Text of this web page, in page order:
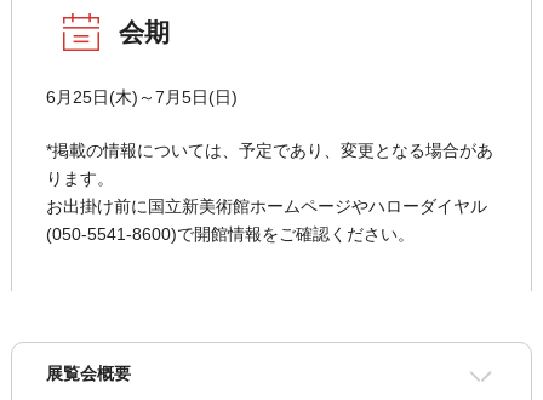
会期
6月25日(木)～7月5日(日)
*掲載の情報については、予定であり、変更となる場合があ
ります。
お出掛け前に国立新美術館ホームページやハローダイヤル
(050-5541-8600)で開館情報をご確認ください。
展覧会概要